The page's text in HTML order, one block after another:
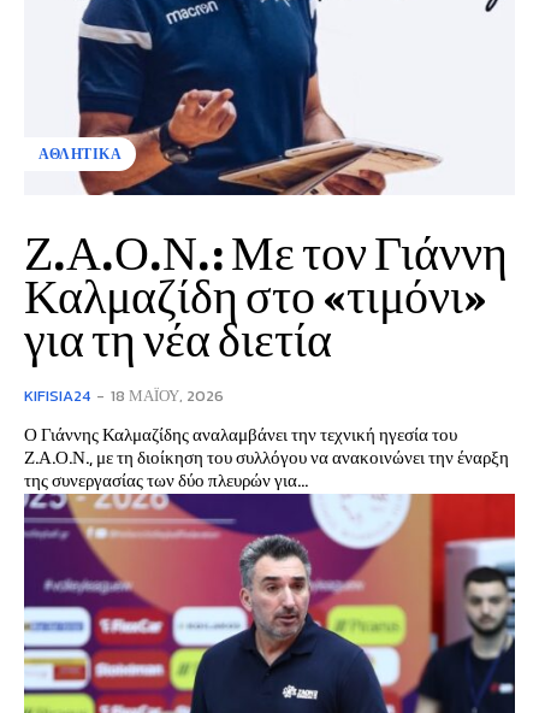
ΑΘΛΗΤΙΚΑ
Ζ.Α.Ο.Ν.: Με τον Γιάννη
Καλμαζίδη στο «τιμόνι»
για τη νέα διετία
KIFISIA24 - 18 ΜΑΪ́ΟΥ, 2026
Ο Γιάννης Καλμαζίδης αναλαμβάνει την τεχνική ηγεσία του
Ζ.Α.Ο.Ν., με τη διοίκηση του συλλόγου να ανακοινώνει την έναρξη
της συνεργασίας των δύο πλευρών για...